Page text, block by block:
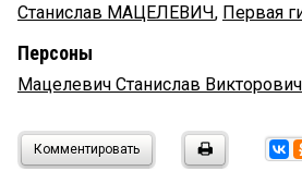
Станислав МАЦЕЛЕВИЧ, Первая
Персоны
Мацелевич Станислав Викторович
Комментировать